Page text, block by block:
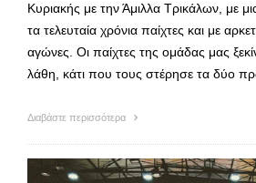
Κυριακής με την Άμιλλα Τρικάλων, με
τα τελευταία χρόνια παίχτες και με
αγώνες. Οι παίχτες της ομάδας μας
λάθη, κάτι που τους στέρησε τα δύο
Διαβάστε περισσότερα